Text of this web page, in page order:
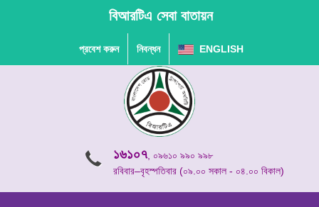
বিআরটিএ সেবা বাতায়ন
প্রবেশ করুন নিবন্ধন ENGLISH
১৬১০৭, ০৯৬১০ ৯৯০ ৯৯৮
রবিবার–বৃহস্পতিবার (০৯.০০ সকাল - ০৪.০০ বিকাল)